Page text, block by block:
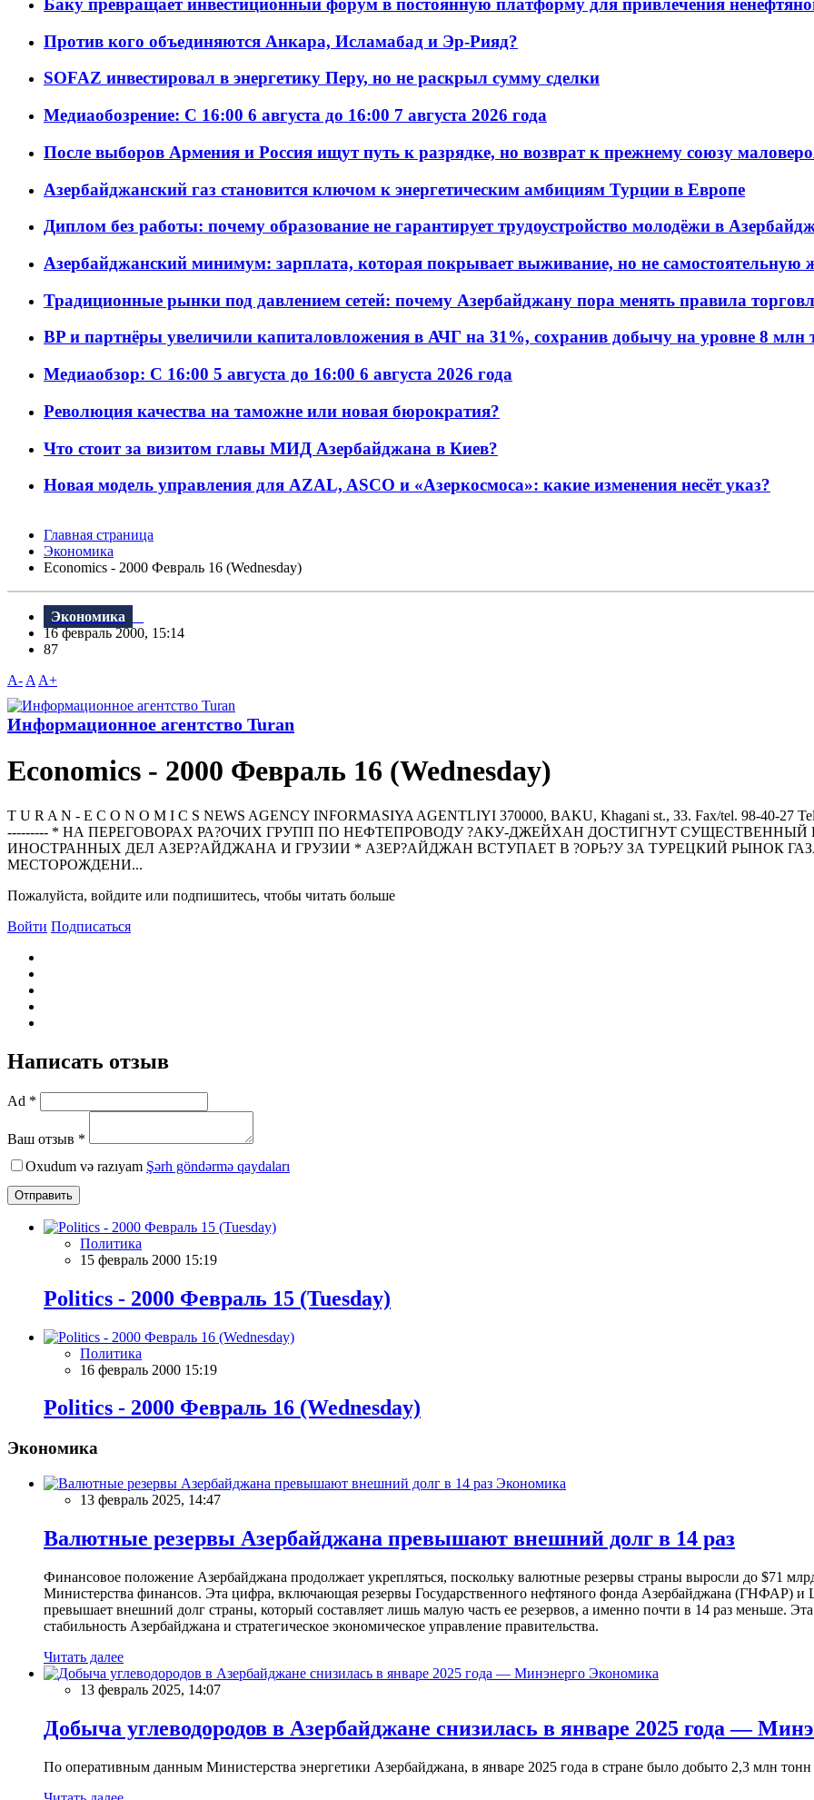
Баку превращает инвестиционный форум в постоянную платформу для привлечения
Против кого объединяются Анкара, Исламабад и Эр-Рияд?
SOFAZ инвестировал в энергетику Перу, но не раскрыл сумму сделки
Медиаобозрение: С 16:00 6 августа до 16:00 7 августа 2026 года
После выборов Армения и Россия ищут путь к разрядке, но возврат к прежнему союзу
Азербайджанский газ становится ключом к энергетическим амбициям Турции в Европе
Диплом без работы: почему образование не гарантирует трудоустройство молодёжи в
Азербайджанский минимум: зарплата, которая покрывает выживание, но не самостоятельную
Традиционные рынки под давлением сетей: почему Азербайджану пора менять правила
BP и партнёры увеличили капиталовложения в АЧГ на 31%, сохранив добычу на уровне 8 млн
Медиаобзор: С 16:00 5 августа до 16:00 6 августа 2026 года
Революция качества на таможне или новая бюрократия?
Что стоит за визитом главы МИД Азербайджана в Киев?
Новая модель управления для AZAL, ASCO и «Азеркосмоса»: какие изменения несёт указ?
Главная страница
Экономика
Economics - 2000 Февраль 16 (Wednesday)
Экономика
16 февраль 2000, 15:14
87
A- A A+
Информационное агентство Turan
Economics - 2000 Февраль 16 (Wednesday)
T U R A N - E C O N O M I C S NEWS AGENCY INFORMASIYA AGENTLIYI 370000, BAKU, Khagani st., 33. Fax/tel. 98-40-27
--------- * НА ПЕРЕГОВОРАХ РА?ОЧИХ ГРУПП ПО НЕФТЕПРОВОДУ ?АКУ-ДЖЕЙХАН ДОСТИГНУТ
ИНОСТРАННЫХ ДЕЛ АЗЕР?АЙДЖАНА И ГРУЗИИ * АЗЕР?АЙДЖАН ВСТУПАЕТ В ?ОРЬ?У ЗА ТУРЕЦКИЙ РЫНОК
МЕСТОРОЖДЕНИ...
Пожалуйста, войдите или подпишитесь, чтобы читать больше
Войти Подписаться
Написать отзыв
Ad *
Ваш отзыв *
Oxudum və razıyam Şərh göndərmə qaydaları
Отправить
Политика
15 февраль 2000 15:19
Politics - 2000 Февраль 15 (Tuesday)
Политика
16 февраль 2000 15:19
Politics - 2000 Февраль 16 (Wednesday)
Экономика
Экономика
13 февраль 2025, 14:47
Валютные резервы Азербайджана превышают внешний долг в 14 раз
Финансовое положение Азербайджана продолжает укрепляться, поскольку валютные резервы страны выросли до $71
Министерства финансов. Эта цифра, включающая резервы Государственного нефтяного фонда Азербайджана (ГНФАР) и
превышает внешний долг страны, который составляет лишь малую часть ее резервов, а именно почти в 14 раз меньше.
стабильность Азербайджана и стратегическое экономическое управление правительства.
Читать далее
Экономика
13 февраль 2025, 14:07
Добыча углеводородов в Азербайджане снизилась в январе 2025 года —
По оперативным данным Министерства энергетики Азербайджана, в январе 2025 года в стране было добыто 2,3 млн тонн